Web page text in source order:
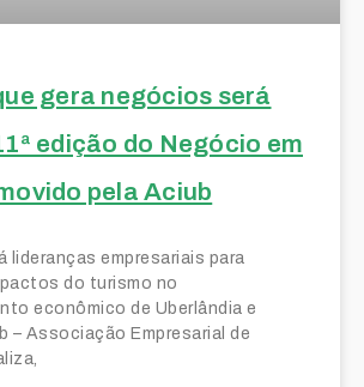
gera negócios será
edição do Negócio em
pela Aciub
lideranças empresariais para
do turismo no
econômico de Uberlândia e
– Associação Empresarial de